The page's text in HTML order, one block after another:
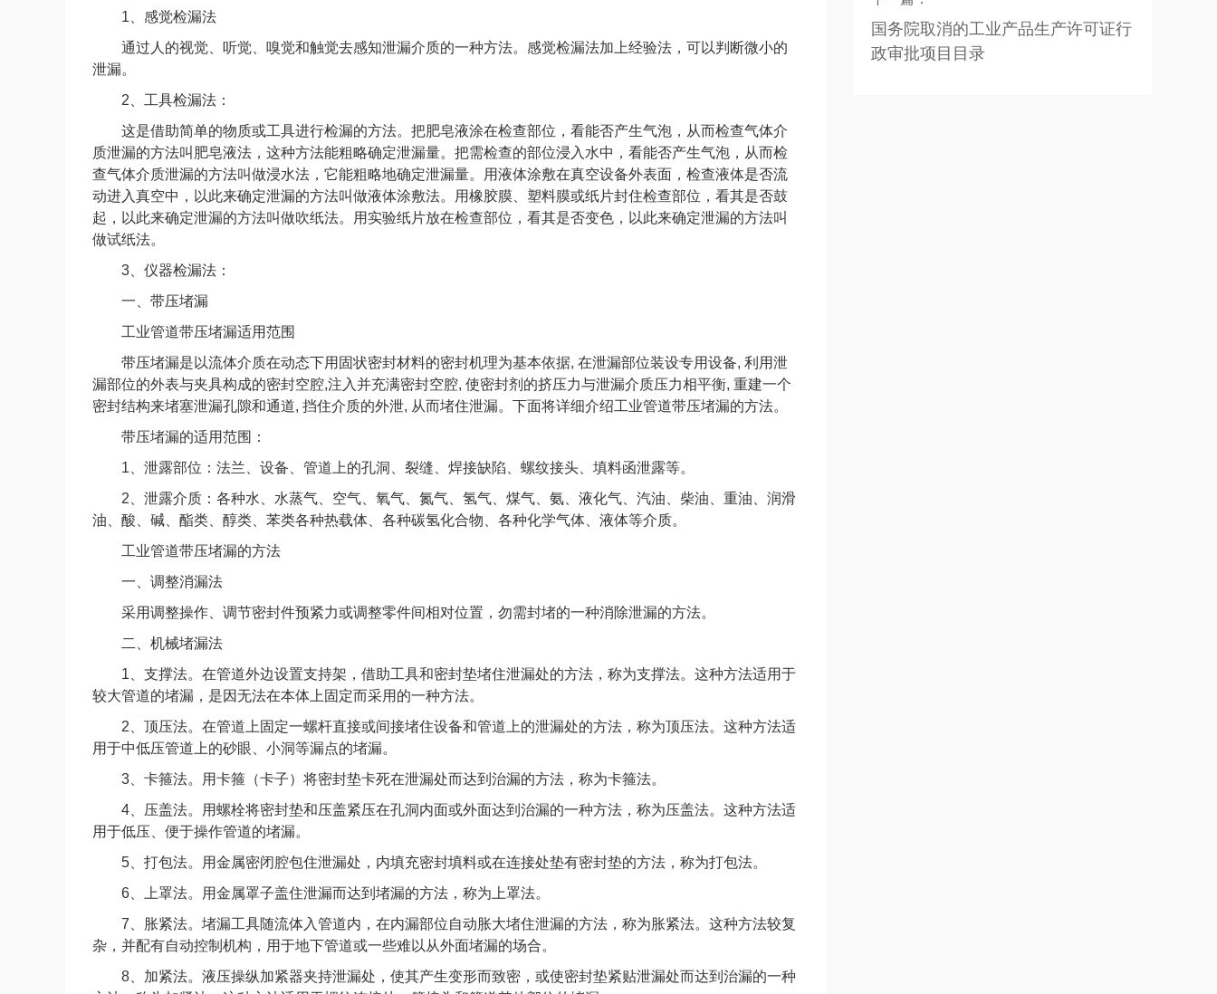
1、感觉检漏法
通过人的视觉、听觉、嗅觉和触觉去感知泄漏介质的一种方法。感觉检漏法加上经验法，可以判断微小的
泄漏。
2、工具检漏法：
这是借助简单的物质或工具进行检漏的方法。把肥皂液涂在检查部位，看能否产生气泡，从而检查气体介
质泄漏的方法叫肥皂液法，这种方法能粗略确定泄漏量。把需检查的部位浸入水中，看能否产生气泡，从而检
查气体介质泄漏的方法叫做浸水法，它能粗略地确定泄漏量。用液体涂敷在真空设备外表面，检查液体是否流
动进入真空中，以此来确定泄漏的方法叫做液体涂敷法。用橡胶膜、塑料膜或纸片封住检查部位，看其是否鼓
起，以此来确定泄漏的方法叫做吹纸法。用实验纸片放在检查部位，看其是否变色，以此来确定泄漏的方法叫
做试纸法。
3、仪器检漏法：
一、带压堵漏
工业管道带压堵漏适用范围
带压堵漏是以流体介质在动态下用固状密封材料的密封机理为基本依据, 在泄漏部位装设专用设备, 利用泄
漏部位的外表与夹具构成的密封空腔,注入并充满密封空腔, 使密封剂的挤压力与泄漏介质压力相平衡, 重建一个
密封结构来堵塞泄漏孔隙和通道, 挡住介质的外泄, 从而堵住泄漏。下面将详细介绍工业管道带压堵漏的方法。
带压堵漏的适用范围：
1、泄露部位：法兰、设备、管道上的孔洞、裂缝、焊接缺陷、螺纹接头、填料函泄露等。
2、泄露介质：各种水、水蒸气、空气、氧气、氮气、氢气、煤气、氨、液化气、汽油、柴油、重油、润滑
油、酸、碱、酯类、醇类、苯类各种热载体、各种碳氢化合物、各种化学气体、液体等介质。
工业管道带压堵漏的方法
一、调整消漏法
采用调整操作、调节密封件预紧力或调整零件间相对位置，勿需封堵的一种消除泄漏的方法。
二、机械堵漏法
1、支撑法。在管道外边设置支持架，借助工具和密封垫堵住泄漏处的方法，称为支撑法。这种方法适用于
较大管道的堵漏，是因无法在本体上固定而采用的一种方法。
2、顶压法。在管道上固定一螺杆直接或间接堵住设备和管道上的泄漏处的方法，称为顶压法。这种方法适
用于中低压管道上的砂眼、小洞等漏点的堵漏。
3、卡箍法。用卡箍（卡子）将密封垫卡死在泄漏处而达到治漏的方法，称为卡箍法。
4、压盖法。用螺栓将密封垫和压盖紧压在孔洞内面或外面达到治漏的一种方法，称为压盖法。这种方法适
用于低压、便于操作管道的堵漏。
5、打包法。用金属密闭腔包住泄漏处，内填充密封填料或在连接处垫有密封垫的方法，称为打包法。
6、上罩法。用金属罩子盖住泄漏而达到堵漏的方法，称为上罩法。
7、胀紧法。堵漏工具随流体入管道内，在内漏部位自动胀大堵住泄漏的方法，称为胀紧法。这种方法较复
杂，并配有自动控制机构，用于地下管道或一些难以从外面堵漏的场合。
8、加紧法。液压操纵加紧器夹持泄漏处，使其产生变形而致密，或使密封垫紧贴泄漏处而达到治漏的一种
国务院取消的工业产品生产许可证行
政审批项目目录